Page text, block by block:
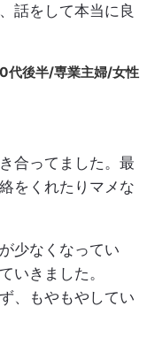
話をして本当に良
代後半/専業主婦/女性
合ってました。最
をくれたりマメな
少なくなってい
いきました。
、もやもやしてい